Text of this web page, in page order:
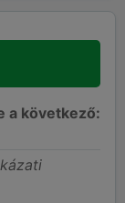
a következő: